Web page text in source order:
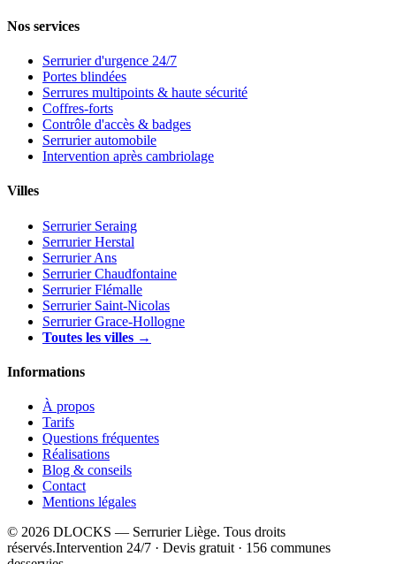
Nos services
Serrurier d'urgence 24/7
Portes blindées
Serrures multipoints & haute sécurité
Coffres-forts
Contrôle d'accès & badges
Serrurier automobile
Intervention après cambriolage
Villes
Serrurier Seraing
Serrurier Herstal
Serrurier Ans
Serrurier Chaudfontaine
Serrurier Flémalle
Serrurier Saint-Nicolas
Serrurier Grace-Hollogne
Toutes les villes →
Informations
À propos
Tarifs
Questions fréquentes
Réalisations
Blog & conseils
Contact
Mentions légales
© 2026 DLOCKS — Serrurier Liège. Tous droits
réservés.Intervention 24/7 · Devis gratuit · 156 communes